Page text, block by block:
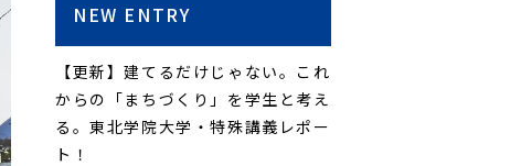
NEW ENTRY
【更新】建てるだけじゃない。これ
からの「まちづくり」を学生と考え
る。東北学院大学・特殊講義レポー
ト！